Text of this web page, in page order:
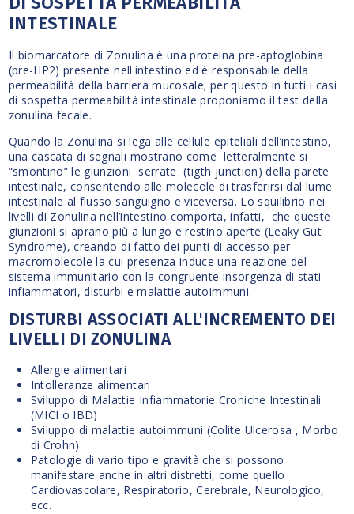
INTESTINALE
Il biomarcatore di Zonulina è una proteina pre-aptoglobina
(pre-HP2) presente nell'intestino ed è responsabile della
permeabilità della barriera mucosale; per questo in tutti i casi
di sospetta permeabilità intestinale proponiamo il test della
zonulina fecale.
Quando la Zonulina si lega alle cellule epiteliali dell’intestino,
una cascata di segnali mostrano come letteralmente si
“smontino” le giunzioni serrate (tigth junction) della parete
intestinale, consentendo alle molecole di trasferirsi dal lume
intestinale al flusso sanguigno e viceversa. Lo squilibrio nei
livelli di Zonulina nell’intestino comporta, infatti, che queste
giunzioni si aprano più a lungo e restino aperte (Leaky Gut
Syndrome), creando di fatto dei punti di accesso per
macromolecole la cui presenza induce una reazione del
sistema immunitario con la congruente insorgenza di stati
infiammatori, disturbi e malattie autoimmuni.
DISTURBI ASSOCIATI ALL'INCREMENTO DEI
LIVELLI DI ZONULINA
Allergie alimentari
Intolleranze alimentari
Sviluppo di Malattie Infiammatorie Croniche Intestinali
(MICI o IBD)
Sviluppo di malattie autoimmuni (Colite Ulcerosa , Morbo
di Crohn)
Patologie di vario tipo e gravità che si possono
manifestare anche in altri distretti, come quello
Cardiovascolare, Respiratorio, Cerebrale, Neurologico,
ecc.